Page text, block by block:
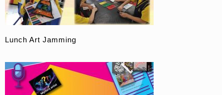
Lunch Art Jamming